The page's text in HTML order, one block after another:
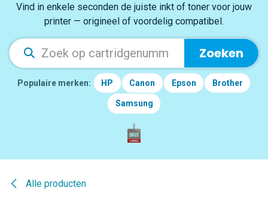
Vind in enkele seconden de juiste inkt of toner voor jouw
printer — origineel of voordelig compatibel.
Zoeken
Populaire merken: HP Canon Epson Brother
Samsung
Alle producten